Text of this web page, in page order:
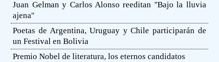
Juan Gelman y Carlos Alonso reeditan ''Bajo la lluvia
ajena''
Poetas de Argentina, Uruguay y Chile participarán de
un Festival en Bolivia
Premio Nobel de literatura, los eternos candidatos